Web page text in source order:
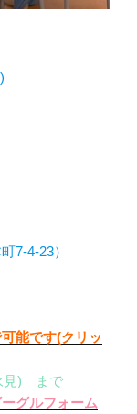
7-4-23）
能です(クリッ
見) まで
グルフォーム